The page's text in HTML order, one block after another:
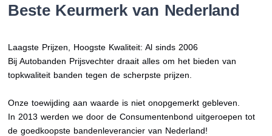
Beste Keurmerk van Nederland
Laagste Prijzen, Hoogste Kwaliteit: Al sinds 2006
Bij Autobanden Prijsvechter draait alles om het bieden van
topkwaliteit banden tegen de scherpste prijzen.
Onze toewijding aan waarde is niet onopgemerkt gebleven.
In 2013 werden we door de Consumentenbond uitgeroepen tot
de goedkoopste bandenleverancier van Nederland!